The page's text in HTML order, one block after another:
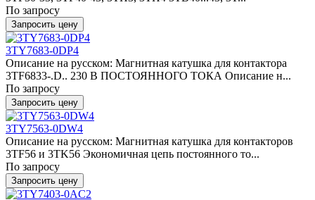
По запросу
Запросить цену
3TY7683-0DP4
Описание на русском: Магнитная катушка для контактора
3TF6833-.D.. 230 В ПОСТОЯННОГО ТОКА Описание н...
По запросу
Запросить цену
3TY7563-0DW4
Описание на русском: Магнитная катушка для контакторов
3TF56 и 3TK56 Экономичная цепь постоянного то...
По запросу
Запросить цену